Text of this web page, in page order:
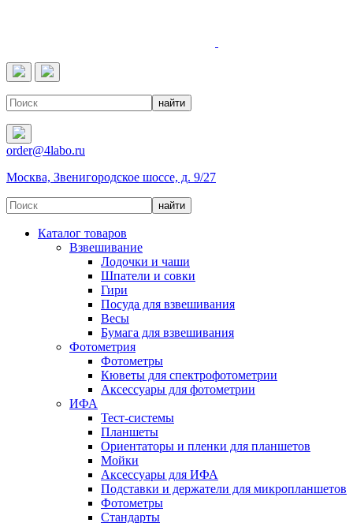
order@4labo.ru
Москва, Звенигородское шоссе, д. 9/27
Каталог товаров
Взвешивание
Лодочки и чаши
Шпатели и совки
Гири
Посуда для взвешивания
Весы
Бумага для взвешивания
Фотометрия
Фотометры
Кюветы для спектрофотометрии
Аксессуары для фотометрии
ИФА
Тест-системы
Планшеты
Ориентаторы и пленки для планшетов
Мойки
Аксессуары для ИФА
Подставки и держатели для микропланшетов
Фотометры
Стандарты